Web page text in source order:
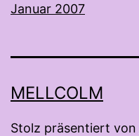
Januar 2007
MELLCOLM
Stolz präsentiert von